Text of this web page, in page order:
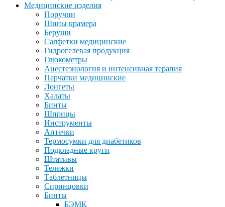
Медицинские изделия
Поручни
Шины крамера
Беруши
Салфетки медицинские
Гидрогелевая продукция
Глюкометры
Анестезиология и интенсивная терапия
Перчатки медицинские
Лонгеты
Халаты
Бинты
Шприцы
Инструменты
Аптечки
Термосумки для диабетиков
Подкладные круги
Штативы
Тележки
Таблетницы
Спринцовки
Бинты
БЭМК